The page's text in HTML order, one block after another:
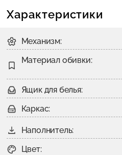
Характеристики
Механизм:
Материал обивки:
Ящик для белья:
Каркас:
Наполнитель:
Цвет: